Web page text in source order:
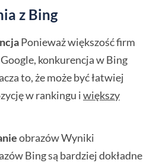
z Bing
Ponieważ większość firm
konkurencja w Bing
to, że może być łatwiej
w rankingu iwiększy
obrazów Wyniki
Bing są bardziej dokładne